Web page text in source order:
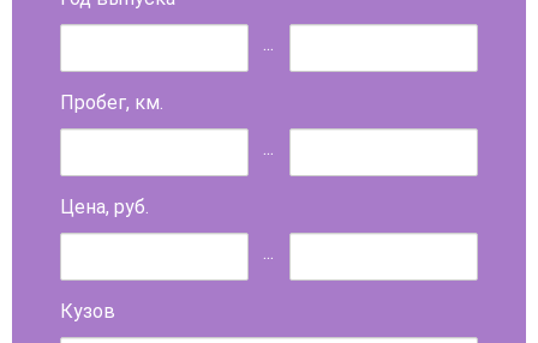
...
Пробег, км.
...
Цена, руб.
...
Кузов